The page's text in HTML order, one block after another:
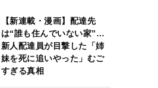
【新連載・漫画】配達先
は“誰も住んでいない家”…
新人配達員が目撃した「姉
妹を死に追いやった」むご
すぎる真相